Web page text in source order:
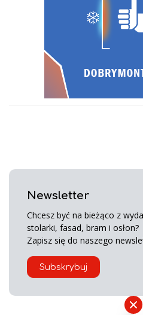
Newsletter
Chcesz być na bieżąco z
stolarki, fasad, bram i osłon?
Zapisz się do naszego
Subskrybuj
×